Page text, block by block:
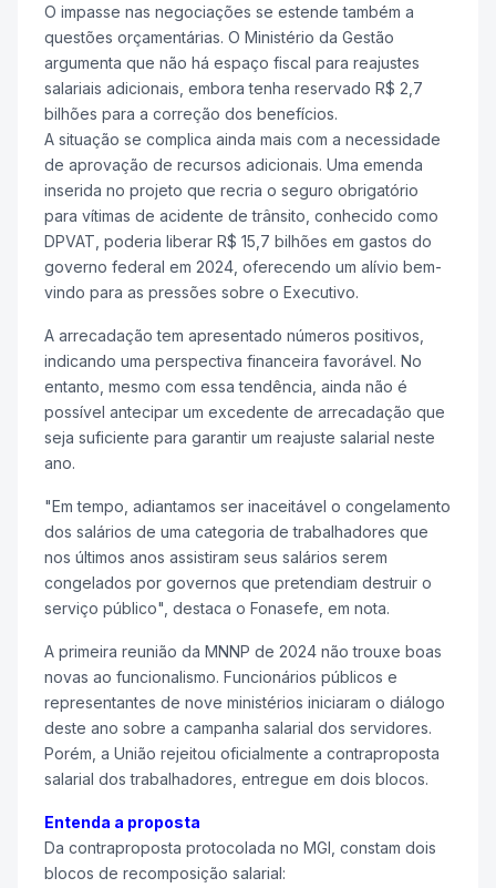
O impasse nas negociações se estende também a
questões orçamentárias. O Ministério da Gestão
argumenta que não há espaço fiscal para reajustes
salariais adicionais, embora tenha reservado R$ 2,7
bilhões para a correção dos benefícios.
A situação se complica ainda mais com a necessidade
de aprovação de recursos adicionais. Uma emenda
inserida no projeto que recria o seguro obrigatório
para vítimas de acidente de trânsito, conhecido como
DPVAT, poderia liberar R$ 15,7 bilhões em gastos do
governo federal em 2024, oferecendo um alívio bem-
vindo para as pressões sobre o Executivo.
A arrecadação tem apresentado números positivos,
indicando uma perspectiva financeira favorável. No
entanto, mesmo com essa tendência, ainda não é
possível antecipar um excedente de arrecadação que
seja suficiente para garantir um reajuste salarial neste
ano.
"Em tempo, adiantamos ser inaceitável o congelamento
dos salários de uma categoria de trabalhadores que
nos últimos anos assistiram seus salários serem
congelados por governos que pretendiam destruir o
serviço público", destaca o Fonasefe, em nota.
A primeira reunião da MNNP de 2024 não trouxe boas
novas ao funcionalismo. Funcionários públicos e
representantes de nove ministérios iniciaram o diálogo
deste ano sobre a campanha salarial dos servidores.
Porém, a União rejeitou oficialmente a contraproposta
salarial dos trabalhadores, entregue em dois blocos.
Entenda a proposta
Da contraproposta protocolada no MGI, constam dois
blocos de recomposição salarial: